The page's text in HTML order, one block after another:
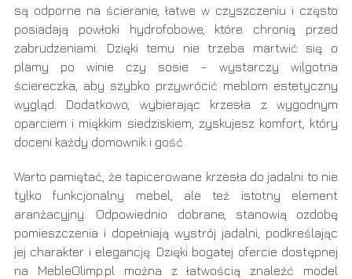
są odporne na ścieranie, łatwe w czyszczeniu i często
posiadają powłoki hydrofobowe, które chronią przed
zabrudzeniami. Dzięki temu nie trzeba martwić się o
plamy po winie czy sosie – wystarczy wilgotna
ściereczka, aby szybko przywrócić meblom estetyczny
wygląd. Dodatkowo, wybierając krzesła z wygodnym
oparciem i miękkim siedziskiem, zyskujesz komfort, który
doceni każdy domownik i gość.
Warto pamiętać, że tapicerowane krzesła do jadalni to nie
tylko funkcjonalny mebel, ale też istotny element
aranżacyjny. Odpowiednio dobrane, stanowią ozdobę
pomieszczenia i dopełniają wystrój jadalni, podkreślając
jej charakter i elegancję. Dzięki bogatej ofercie dostępnej
na MebleOlimp.pl można z łatwością znaleźć model